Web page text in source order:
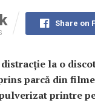
Share on
distracție la o
parcă din
printre